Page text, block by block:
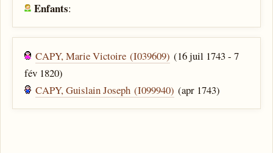
Enfants:
CAPY, Marie Victoire (I039609) (16 juil 1743 - 7
fév 1820)
CAPY, Guislain Joseph (I099940) (apr 1743)